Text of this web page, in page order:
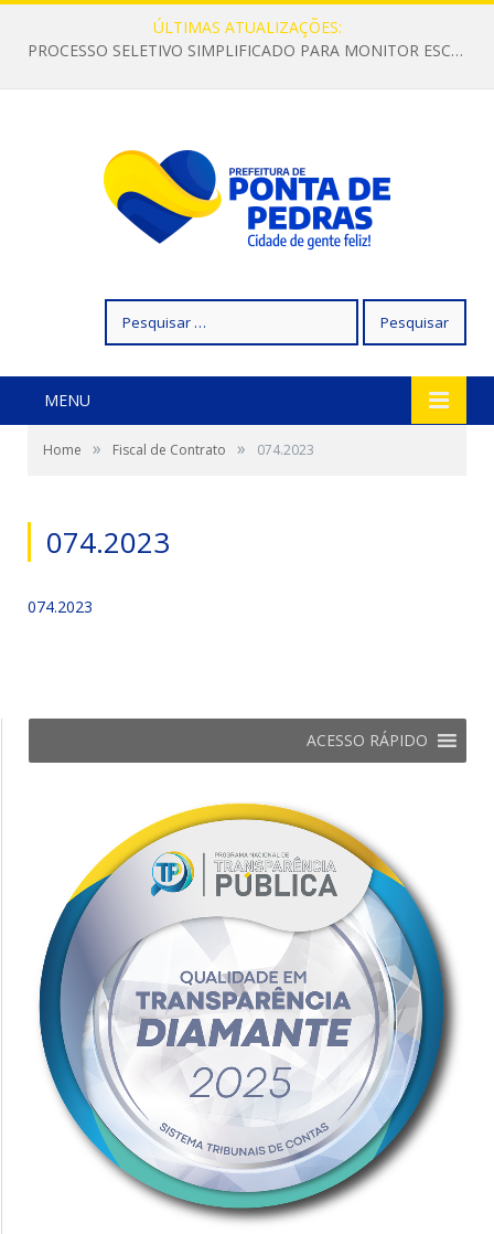
ÚLTIMAS ATUALIZAÇÕES:
PROCESSO SELETIVO SIMPLIFICADO PARA MONITOR ESCOLAR
por:
MENU
Home » Fiscal de Contrato » 074.2023
074.2023
074.2023
ACESSO RÁPIDO